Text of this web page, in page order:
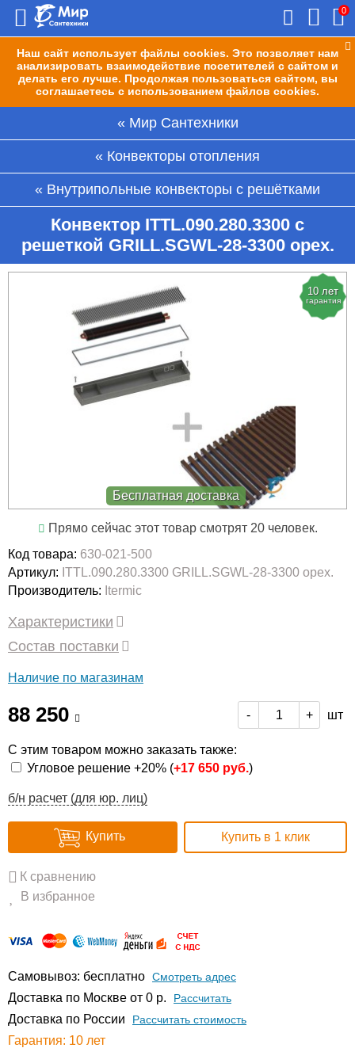
Наш сайт использует файлы cookies. Это позволяет нам
анализировать взаимодействие посетителей с сайтом и
делать его лучше. Продолжая пользоваться сайтом, вы
соглашаетесь с использованием файлов cookies.
0
Мир Сантехники
Конвекторы отопления
Внутрипольные конвекторы с решётками
Конвектор ITTL.090.280.3300 с
решеткой GRILL.SGWL-28-3300 орех.
10 лет
гарантия
Бесплатная доставка
Прямо сейчас этот товар смотрят 20 человек.
Код товара: 630-021-500
Артикул: ITTL.090.280.3300 GRILL.SGWL-28-3300 орех.
Производитель: Itermic
Характеристики
Состав поставки
Наличие по магазинам
88 250 - + шт
С этим товаром можно заказать также:
Угловое решение +20% (+17 650 руб.)
б/н расчет (для юр. лиц)
Купить Купить в 1 клик
К сравнению
В избранное
Самовывоз: бесплатно Смотреть адрес
Доставка по Москве от 0 р. Расcчитать
Доставка по России Рассчитать стоимость
Гарантия: 10 лет